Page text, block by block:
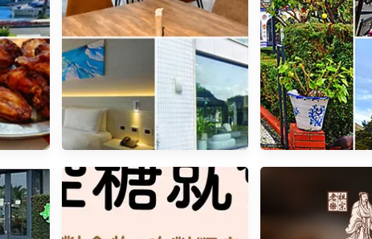
旁的
西班牙格拉納達